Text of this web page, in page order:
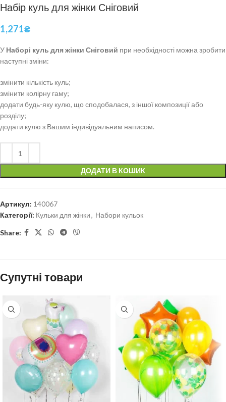
Набір куль для жінки Сніговий
1,271₴
У Наборі куль для жінки Сніговий при необхідності можна зробити
наступні зміни:
змінити кількість куль;
змінити колірну гаму;
додати будь-яку кулю, що сподобалася, з іншої композиції або
розділу;
додати кулю з Вашим індивідуальним написом.
ДОДАТИ В КОШИК
Артикул: 140067
Категорії: Кульки для жінки, Набори кульок
Share:
Супутні товари